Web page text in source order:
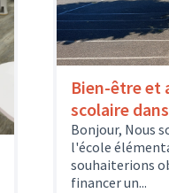
Bien-être et
scolaire
Bonjour, Nous
l'école
souhaiterions
financer un...